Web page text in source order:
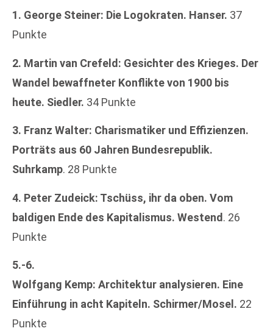
1. George Steiner: Die Logokraten. Hanser. 37
Punkte
2. Martin van Crefeld: Gesichter des Krieges. Der
Wandel bewaffneter Konflikte von 1900 bis
heute. Siedler. 34 Punkte
3. Franz Walter: Charismatiker und Effizienzen.
Porträts aus 60 Jahren Bundesrepublik.
Suhrkamp. 28 Punkte
4. Peter Zudeick: Tschüss, ihr da oben. Vom
baldigen Ende des Kapitalismus. Westend. 26
Punkte
5.-6.
Wolfgang Kemp: Architektur analysieren. Eine
Einführung in acht Kapiteln. Schirmer/Mosel. 22
Punkte